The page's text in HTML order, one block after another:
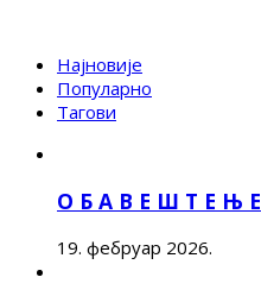
Најновије
Популарно
Тагови
О Б А В Е Ш Т Е Њ Е
19. фебруар 2026.